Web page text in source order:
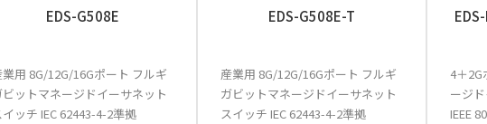
EDS-G508E
用 8G/12G/16Gポート フルギ
ットマネージドイーサネット
ッチ IEC 62443-4-2準拠
EDS-G508E-T
産業用 8G/12G/16Gポート フルギ
ガビットマネージドイーサネット
スイッチ IEC 62443-4-2準拠
4＋
ージ
IEEE